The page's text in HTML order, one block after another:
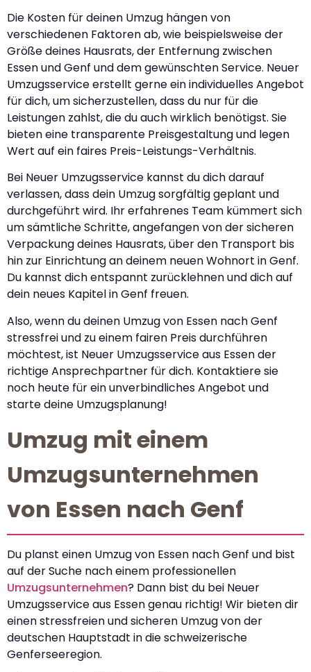
Die Kosten für deinen Umzug hängen von
verschiedenen Faktoren ab, wie beispielsweise der
Größe deines Hausrats, der Entfernung zwischen
Essen und Genf und dem gewünschten Service. Neuer
Umzugsservice erstellt gerne ein individuelles Angebot
für dich, um sicherzustellen, dass du nur für die
Leistungen zahlst, die du auch wirklich benötigst. Sie
bieten eine transparente Preisgestaltung und legen
Wert auf ein faires Preis-Leistungs-Verhältnis.
Bei Neuer Umzugsservice kannst du dich darauf
verlassen, dass dein Umzug sorgfältig geplant und
durchgeführt wird. Ihr erfahrenes Team kümmert sich
um sämtliche Schritte, angefangen von der sicheren
Verpackung deines Hausrats, über den Transport bis
hin zur Einrichtung an deinem neuen Wohnort in Genf.
Du kannst dich entspannt zurücklehnen und dich auf
dein neues Kapitel in Genf freuen.
Also, wenn du deinen Umzug von Essen nach Genf
stressfrei und zu einem fairen Preis durchführen
möchtest, ist Neuer Umzugsservice aus Essen der
richtige Ansprechpartner für dich. Kontaktiere sie
noch heute für ein unverbindliches Angebot und
starte deine Umzugsplanung!
Umzug mit einem
Umzugsunternehmen
von Essen nach Genf
Du planst einen Umzug von Essen nach Genf und bist
auf der Suche nach einem professionellen
Umzugsunternehmen? Dann bist du bei Neuer
Umzugsservice aus Essen genau richtig! Wir bieten dir
einen stressfreien und sicheren Umzug von der
deutschen Hauptstadt in die schweizerische
Genferseeregion.